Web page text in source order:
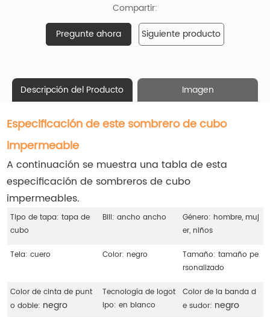
Compartir:
Pregunte ahora
Siguiente producto
Descripción del Producto Imagen
Especificación de este sombrero de cubo
impermeable
A continuación se muestra una tabla de esta
especificación de sombreros de cubo
impermeables.
Tipo de tapa: tapa de
cubo
Bill: ancho ancho
Género: hombre, muj
er, niños
Tela: cuero Color: negro
Tamaño: tamaño pe
rsonalizado
Color de cinta de punt
o doble: negro
Tecnología de logot
ipo: en blanco
Color de la banda d
e sudor: negro